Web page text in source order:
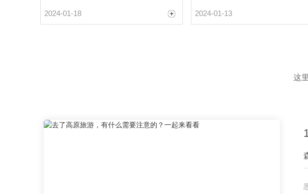
2024-01-18 2024-01-13
这